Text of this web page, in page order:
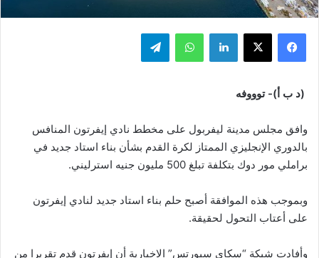
فيسبوك ‫X لينكدإن واتساب تيلقرام
(د ب أ)- توووفه
وافق مجلس مدينة ليفربول على مخطط نادي إيفرتون المنافس
بالدوري الإنجليزي الممتاز لكرة القدم بشأن بناء استاد جديد في
براملي مور دوك بتكلفة تبلغ 500 مليون جنيه استرليني.
وبموجب هذه الموافقة أصبح حلم بناء استاد جديد لنادي إيفرتون
على أعتاب التحول لحقيقة.
وأفادت شبكة “سكاي سبورتس” الاخبارية أن إيفرتون قدم تقريرا من